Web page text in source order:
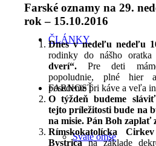
ČLÁNKY
FARNOSŤ
Sväté omše
Farské oznamy na 29.
rok – 15.10.2016
Dnes v nedeľu nedeľu
rodinky do nášho oratka
dverí“. Pre deti
popoludnie, plné hier
posedenie pri káve a veľa
O týždeň budeme
tejto príležitosti bude na
na misie. Pán Boh zaplať
Rímskokatolícka
Bystricana základe